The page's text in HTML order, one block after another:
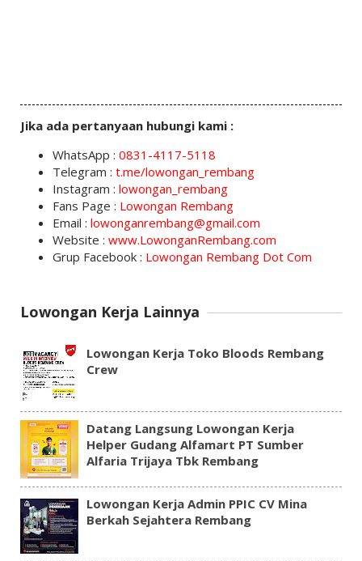
Jika ada pertanyaan hubungi kami :
WhatsApp : 0831-4117-5118
Telegram : t.me/lowongan_rembang
Instagram : lowongan_rembang
Fans Page : Lowongan Rembang
Email : lowonganrembang@gmail.com
Website : www.LowonganRembang.com
Grup Facebook : Lowongan Rembang Dot Com
Lowongan Kerja Lainnya
Lowongan Kerja Toko Bloods Rembang
Crew
Datang Langsung Lowongan Kerja
Helper Gudang Alfamart PT Sumber
Alfaria Trijaya Tbk Rembang
Lowongan Kerja Admin PPIC CV Mina
Berkah Sejahtera Rembang